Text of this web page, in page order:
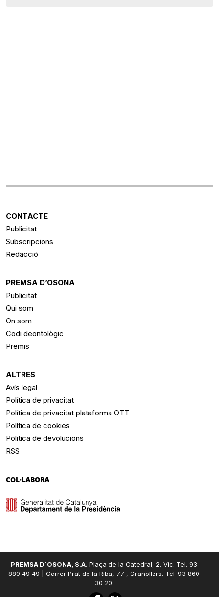
CONTACTE
Publicitat
Subscripcions
Redacció
PREMSA D’OSONA
Publicitat
Qui som
On som
Codi deontològic
Premis
ALTRES
Avís legal
Política de privacitat
Política de privacitat plataforma OTT
Política de cookies
Política de devolucions
RSS
COL·LABORA
PREMSA D´OSONA, S.A. Plaça de la Catedral, 2. Vic. Tel. 93
889 49 49 | Carrer Prat de la Riba, 77 , Granollers. Tel. 93 860
30 20